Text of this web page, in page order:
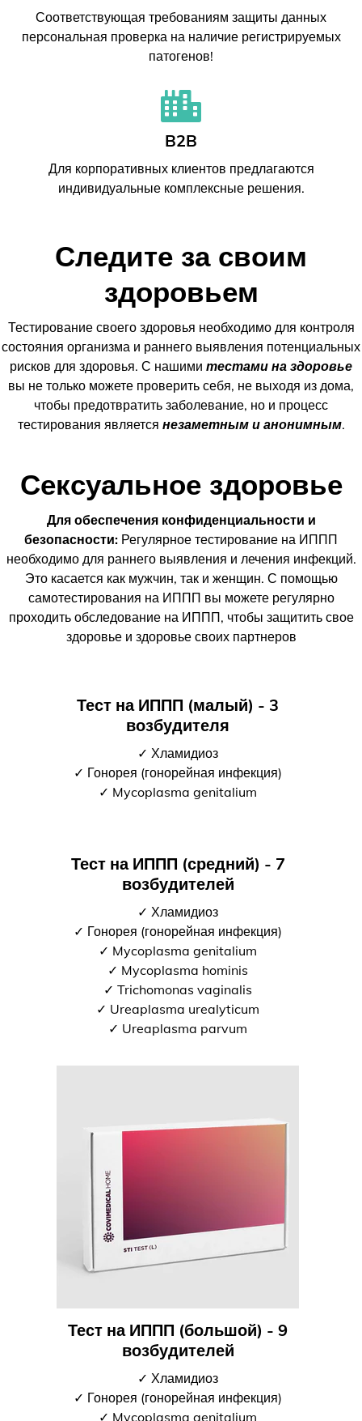
Соответствующая требованиям защиты данных
персональная проверка на наличие регистрируемых
патогенов!
B2B
Для корпоративных клиентов предлагаются
индивидуальные комплексные решения.
Следите за своим
здоровьем
Тестирование своего здоровья необходимо для контроля
состояния организма и раннего выявления потенциальных
рисков для здоровья. С нашими тестами на здоровье
вы не только можете проверить себя, не выходя из дома,
чтобы предотвратить заболевание, но и процесс
тестирования является незаметным и анонимным.
Сексуальное здоровье
Для обеспечения конфиденциальности и
безопасности: Регулярное тестирование на ИППП
необходимо для раннего выявления и лечения инфекций.
Это касается как мужчин, так и женщин. С помощью
самотестирования на ИППП вы можете регулярно
проходить обследование на ИППП, чтобы защитить свое
здоровье и здоровье своих партнеров
Тест на ИППП (малый) - 3
возбудителя
✓ Хламидиоз
✓ Гонорея (гонорейная инфекция)
✓ Mycoplasma genitalium
Тест на ИППП (средний) - 7
возбудителей
✓ Хламидиоз
✓ Гонорея (гонорейная инфекция)
✓ Mycoplasma genitalium
✓ Mycoplasma hominis
✓ Trichomonas vaginalis
✓ Ureaplasma urealyticum
✓ Ureaplasma parvum
Тест на ИППП (большой) - 9
возбудителей
✓ Хламидиоз
✓ Гонорея (гонорейная инфекция)
✓ Mycoplasma genitalium